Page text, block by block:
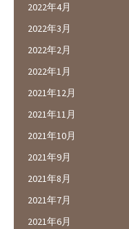
2022年4月
2022年3月
2022年2月
2022年1月
2021年12月
2021年11月
2021年10月
2021年9月
2021年8月
2021年7月
2021年6月